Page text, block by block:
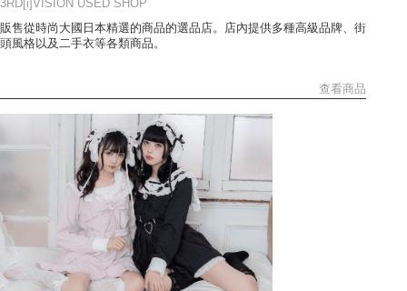
3RD[i]VISION USED SHOP
販售從時尚大國日本精選的商品的選品店。店內提供多種高級品牌、街
頭風格以及二手衣等各類商品。
查看商品